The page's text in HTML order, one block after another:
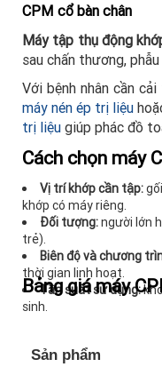
CPM cổ bàn chân
Máy tập thụ động
sau chấn thương,
Với bệnh nhân cần
máy nén ép trị liệu
trị liệu giúp phác đồ
Cách chọn máy
Vị trí khớp cần tập:
khớp có máy riêng.
Đối tượng:người lớn
trẻ).
Biên độ và chương
thời gian linh hoạt.
Tần suất sử dụng:
sinh.
Bảng giá máy
Sản phẩm